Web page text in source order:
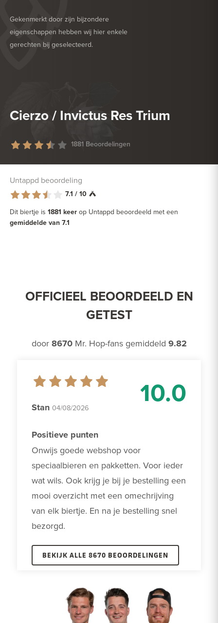
Gekenmerkt door zijn bijzondere
eigenschappen hebben wij hier enkele
gerechten bij geselecteerd.
HEERLIJK BIJ
Cierzo / Invictus Res Trium
1881 Beoordelingen
Untappd beoordeling
7.1 / 10
Dit biertje is 1881 keer op Untappd beoordeeld met een
gemiddelde van 7.1
OFFICIEEL BEOORDEELD EN
GETEST
door 8670Mr. Hop-fans gemiddeld 9.82
10.0
Stan 04/08/2026
Positieve punten
Onwijs goede webshop voor
speciaalbieren en pakketten. Voor ieder
wat wils. Ook krijg je bij je bestelling een
mooi overzicht met een omechrijving
van elk biertje. En na je bestelling snel
bezorgd.
BEKIJK ALLE 8670 BEOORDELINGEN